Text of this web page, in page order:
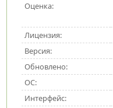
Оценка:
Лицензия:
Версия:
Обновлено:
ОС:
Интерфейс: